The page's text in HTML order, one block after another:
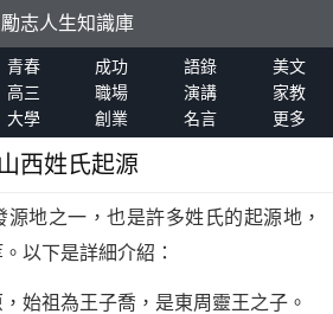
勵志人生知識庫
青春 成功 語錄
美文
高三 職場 演講
家教
大學 創業 名言 更多
山西姓氏起源
地之一，也是許多姓氏的起源地，
以下是詳細介紹：
始祖為王子喬，是東周靈王之子。